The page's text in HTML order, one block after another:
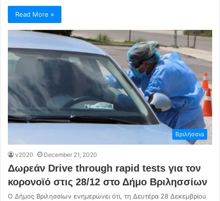
Read More »
Βριλήσσια
v2020 December 21, 2020
Δωρεάν Drive through rapid tests για τον
κορονοϊό στις 28/12 στο Δήμο Βριλησσίων
Ο Δήμος Βριλησσίων ενημερώνει ότι, τη Δευτέρα 28 Δεκεμβρίου